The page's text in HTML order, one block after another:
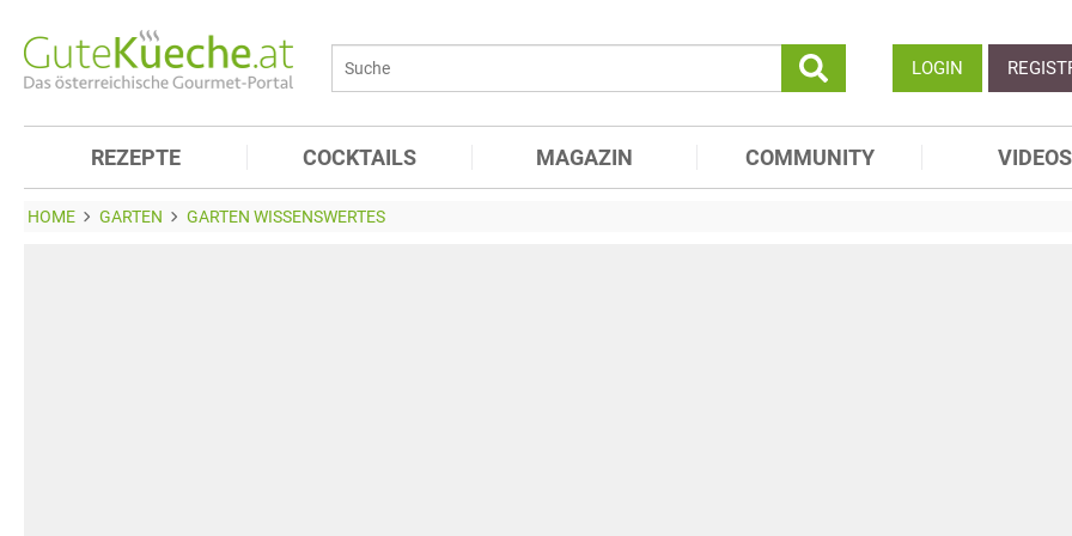
LOGIN
REZEPTE COCKTAILS MAGAZIN COMMUNITY VIDEOS
HOME GARTEN GARTEN WISSENSWERTES